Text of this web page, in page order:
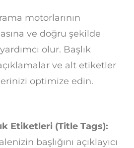
motorlarının
ve doğru şekilde
olur. Başlık
ve alt etiketler
optimize edin.
Etiketleri (Title Tags):
başlığını açıklayıcı